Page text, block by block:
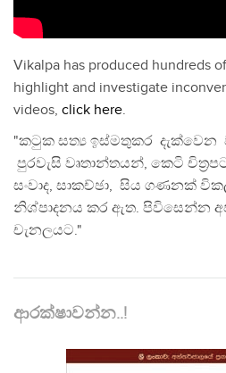
Vikalpa has produced hundreds
highlight and investigate
videos, click here.
"කටුක සත්‍ය ඉස්මතුකර දැක්වෙන
පුරවැසි වෘතාන්තයන්, කෙටි
සංවාද, සාකච්ඡා, සිය ගණනක්
නිශ්පාදනය කර ඇත. පිවිසෙන්න
චැනලයට."
ආරක්ෂාවන්න..!